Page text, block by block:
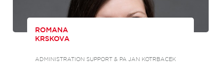
ROMANA
KRSKOVA
ADMINISTRATION SUPPORT & PA JAN KOTRBACEK